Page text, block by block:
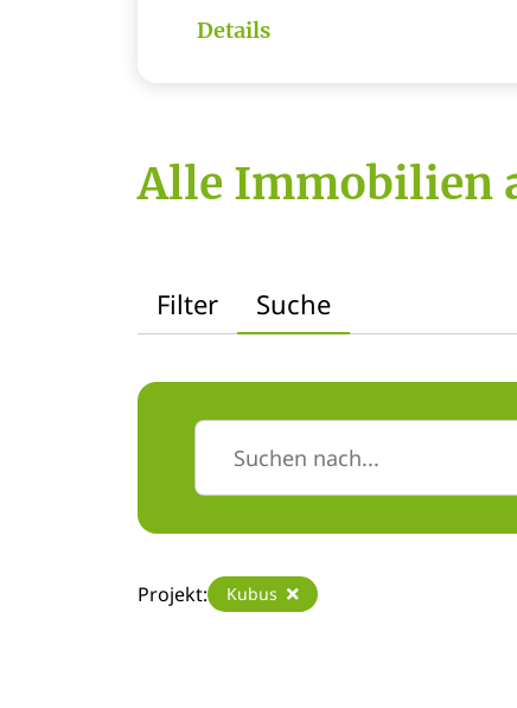
Details
Alle Immobilien
Filter Suche
Projekt: Kubus